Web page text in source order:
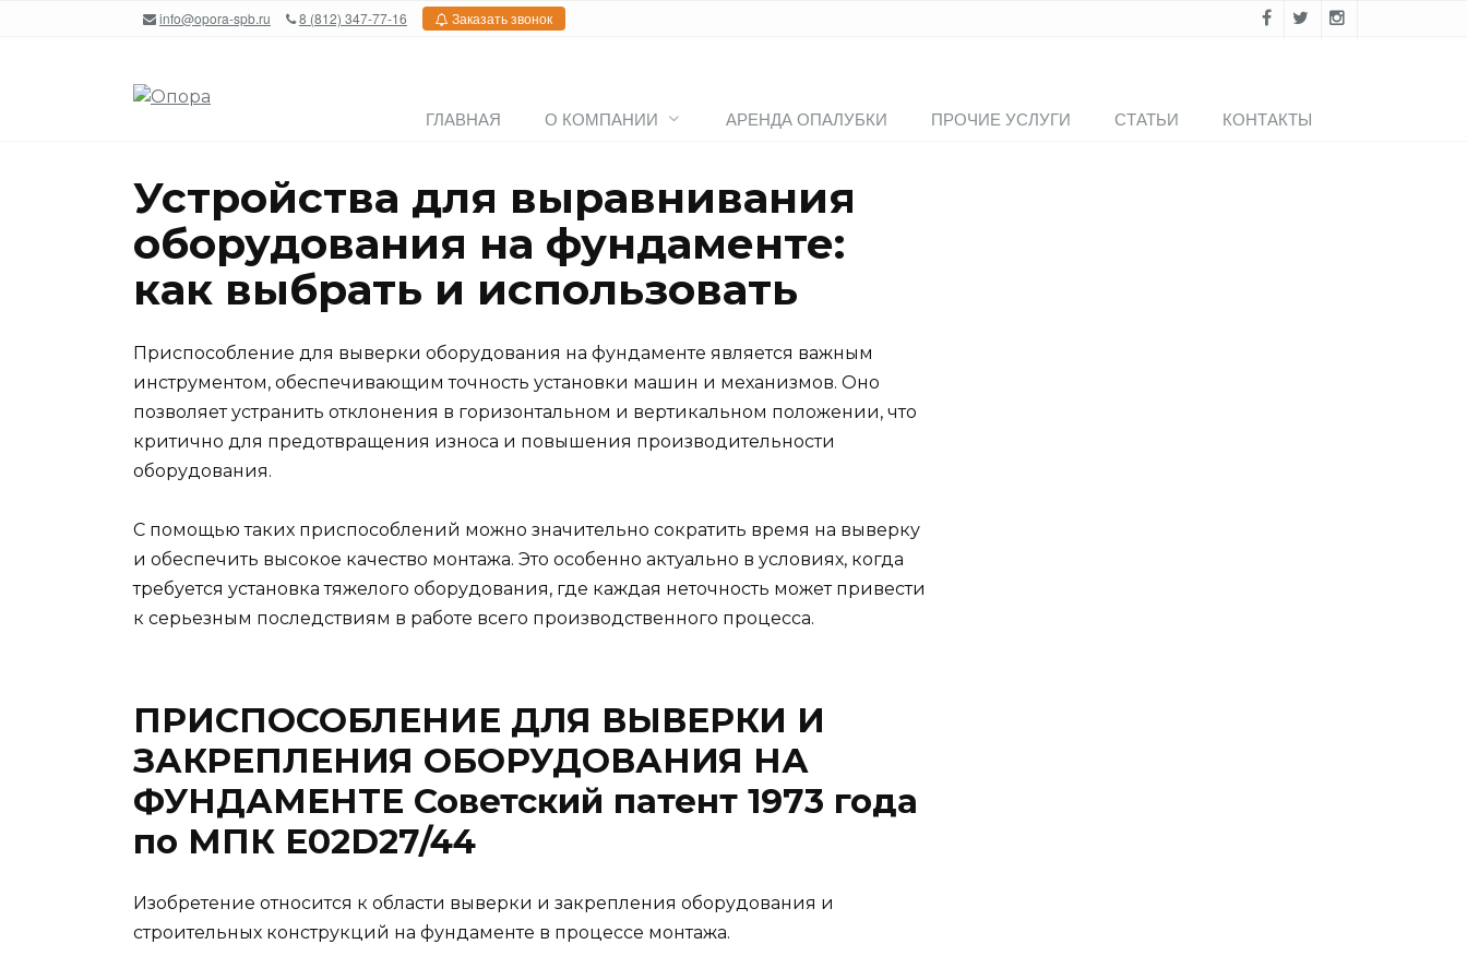
info@opora-spb.ru 8 (812) 347-77-16 Заказать звонок
ГЛАВНАЯ О КОМПАНИИ АРЕНДА ОПАЛУБКИ ПРОЧИЕ УСЛУГИ СТАТЬИ КОНТАКТЫ
Устройства для выравнивания
оборудования на фундаменте:
как выбрать и использовать
Приспособление для выверки оборудования на фундаменте является важным
инструментом, обеспечивающим точность установки машин и механизмов. Оно
позволяет устранить отклонения в горизонтальном и вертикальном положении, что
критично для предотвращения износа и повышения производительности
оборудования.
С помощью таких приспособлений можно значительно сократить время на выверку
и обеспечить высокое качество монтажа. Это особенно актуально в условиях, когда
требуется установка тяжелого оборудования, где каждая неточность может привести
к серьезным последствиям в работе всего производственного процесса.
ПРИСПОСОБЛЕНИЕ ДЛЯ ВЫВЕРКИ И
ЗАКРЕПЛЕНИЯ ОБОРУДОВАНИЯ НА
ФУНДАМЕНТЕ Советский патент 1973 года
по МПК E02D27/44
Изобретение относится к области выверки и закрепления оборудования и
строительных конструкций на фундаменте в процессе монтажа.